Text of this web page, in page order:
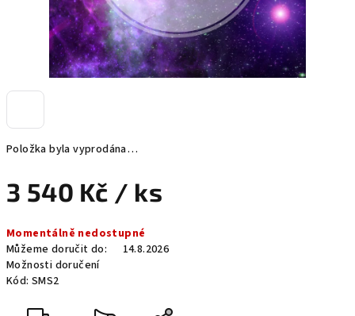
Položka byla vyprodána…
3 540 Kč / ks
cena:
Momentálně nedostupné
Můžeme doručit do:
14.8.2026
Možnosti doručení
Kód: SMS2